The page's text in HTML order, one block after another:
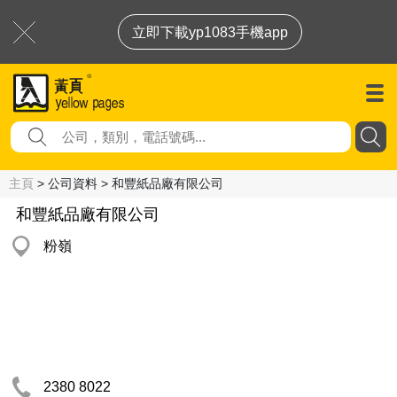
立即下載yp1083手機app
主頁 > 公司資料 > 和豐紙品廠有限公司
和豐紙品廠有限公司
粉嶺
2380 8022